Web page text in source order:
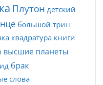
Плутон детский
большой трин
квадратура книги
высшие планеты
брак
слова